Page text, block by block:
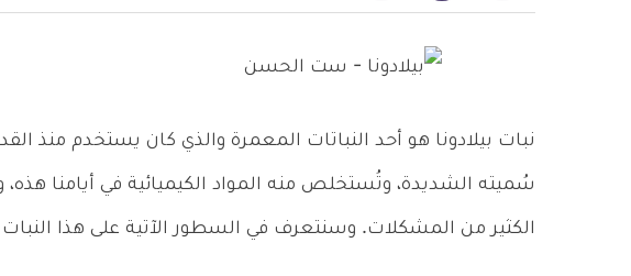
نبات بيلادونا هو أحد النباتات المعمرة والذي كان يستخدم منذ
سُميته الشديدة، وتُستخلص منه المواد الكيميائية في أيامنا
الكثير من المشكلات. وسنتعرف في السطور الآتية على هذا النبات